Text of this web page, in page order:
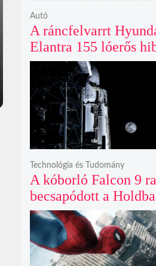
A ráncfelvarrt
Elantra 155 lóerős
és prémium utastere
komoly belsőtéri
hoz
Autó
A kóborló Falcon 9
becsapódott a
krátert hagyott maga
Technológia és Tudomány